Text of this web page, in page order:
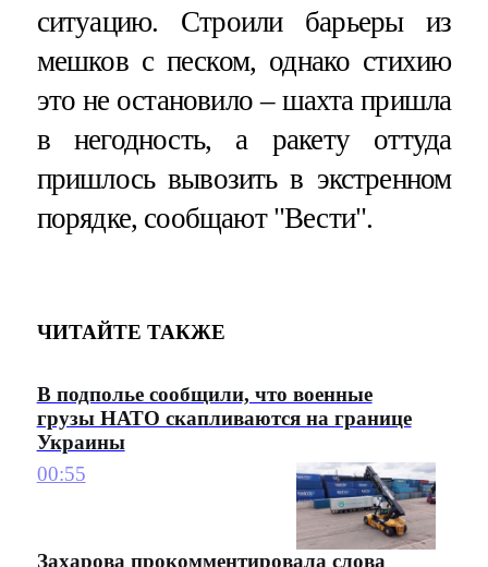
ситуацию. Строили барьеры из
мешков с песком, однако стихию
это не остановило – шахта пришла
в негодность, а ракету оттуда
пришлось вывозить в экстренном
порядке, сообщают "Вести".
ЧИТАЙТЕ ТАКЖЕ
В подполье сообщили, что военные
грузы НАТО скапливаются на границе
Украины
00:55
Захарова прокомментировала слова